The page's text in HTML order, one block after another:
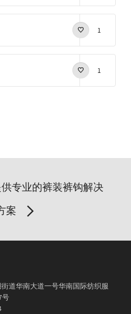
1
1
专业的裤装裤钩解决
案
道华南大道一号华南国际纺织服
号